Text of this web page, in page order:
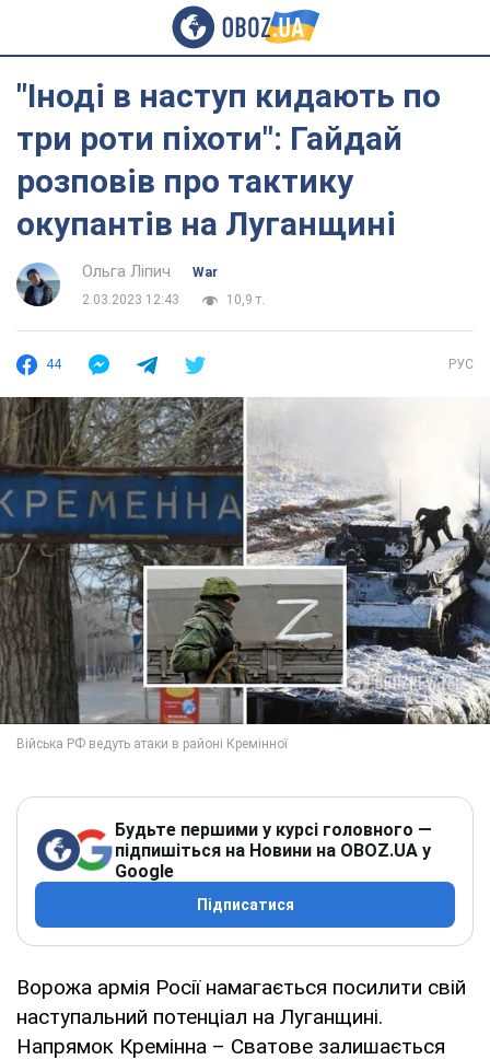
"Іноді в наступ кидають по
три роти піхоти": Гайдай
розповів про тактику
окупантів на Луганщині
Ольга Ліпич
War
2.03.2023 12:43
10,9 т.
44 РУС
Будьте першими у курсі головного —
підпишіться на Новини на OBOZ.UA у
Google
Підписатися
Ворожа армія Росії намагається посилити свій
наступальний потенціал на Луганщині.
Напрямок Кремінна – Сватове залишається